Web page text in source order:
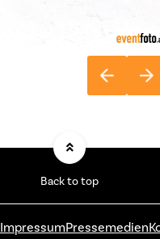
Back to top
ImpressumPressemedien